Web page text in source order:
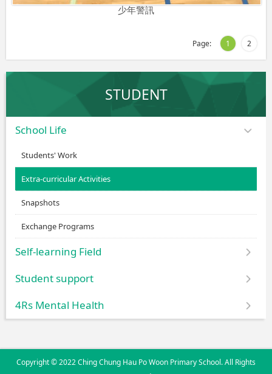
少年警訊
Page: 1 2
STUDENT
School Life
Students' Work
Extra-curricular Activities
Snapshots
Exchange Programs
Self-learning Field
Student support
4Rs Mental Health
Copyright © 2022 Ching Chung Hau Po Woon Primary School. All Rights